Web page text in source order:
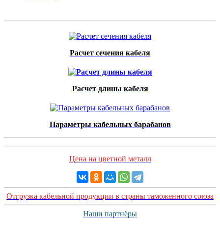
Расчет сечения кабеля
Расчет длины кабеля
Параметры кабельных барабанов
Цена на цветной металл
Отгрузка кабельной продукции в страны таможенного союза
Наши партнёры